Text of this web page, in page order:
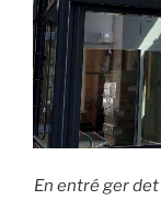
En entré ger